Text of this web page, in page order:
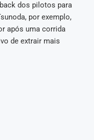
dos pilotos para
por exemplo,
após uma corrida
de extrair mais